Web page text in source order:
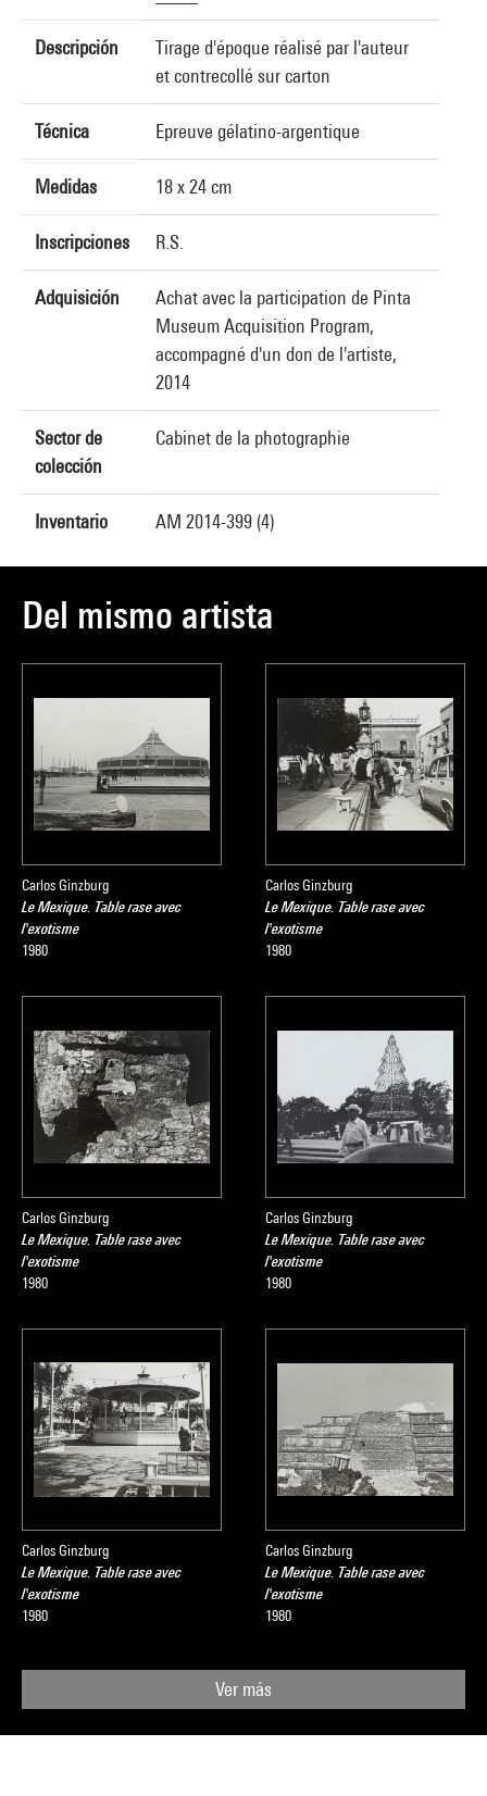
Descripción
Tirage d'époque réalisé par l'auteur
et contrecollé sur carton
Técnica Epreuve gélatino-argentique
Medidas 18 x 24 cm
Inscripciones R.S.
Adquisición
Achat avec la participation de Pinta
Museum Acquisition Program,
accompagné d'un don de l'artiste,
2014
Sector de
colección
Cabinet de la photographie
Inventario AM 2014-399 (4)
Del mismo artista
Carlos Ginzburg
Le Mexique. Table rase avec
l'exotisme
1980
Carlos Ginzburg
Le Mexique. Table rase avec
l'exotisme
1980
Carlos Ginzburg
Le Mexique. Table rase avec
l'exotisme
1980
Carlos Ginzburg
Le Mexique. Table rase avec
l'exotisme
1980
Carlos Ginzburg
Le Mexique. Table rase avec
l'exotisme
1980
Carlos Ginzburg
Le Mexique. Table rase avec
l'exotisme
1980
Ver más